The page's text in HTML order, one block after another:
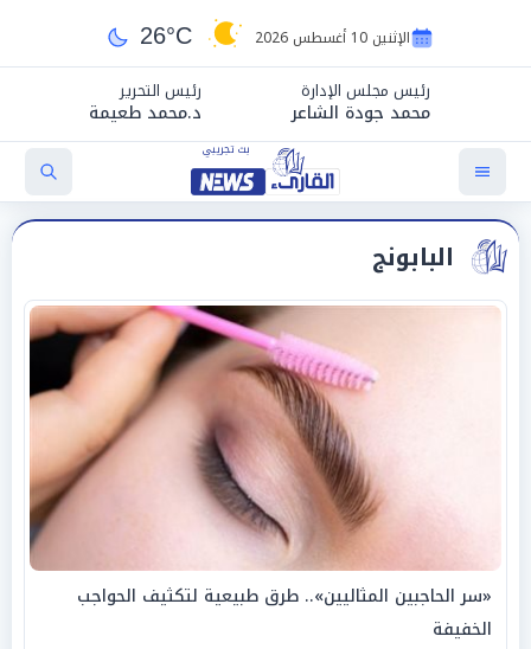
الإثنين 10 أغسطس 2026 26°C
رئيس مجلس الإدارة
محمد جودة الشاعر
رئيس التحرير
د.محمد طعيمة
البابونج
«سر الحاجبين المثاليين».. طرق طبيعية لتكثيف الحواجب
الخفيفة